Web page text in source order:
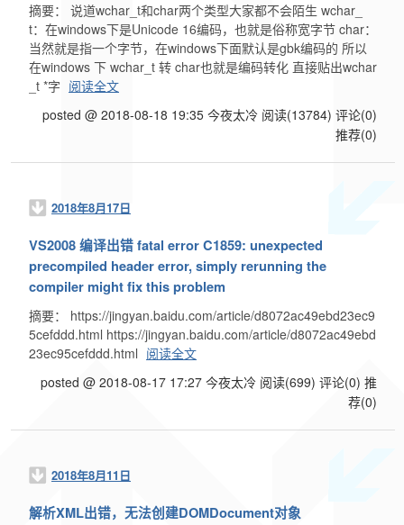
摘要： 说道wchar_t和char两个类型大家都不会陌生 wchar_
t：在windows下是Unicode 16编码，也就是俗称宽字节 char：
当然就是指一个字节，在windows下面默认是gbk编码的 所以
在windows 下 wchar_t 转 char也就是编码转化 直接贴出wchar
_t *字 阅读全文
posted @ 2018-08-18 19:35 今夜太冷 阅读(13784) 评论(0)
推荐(0)
2018年8月17日
VS2008 编译出错 fatal error C1859: unexpected
precompiled header error, simply rerunning the
compiler might fix this problem
摘要： https://jingyan.baidu.com/article/d8072ac49ebd23ec9
5cefddd.html https://jingyan.baidu.com/article/d8072ac49ebd
23ec95cefddd.html 阅读全文
posted @ 2018-08-17 17:27 今夜太冷 阅读(699) 评论(0) 推
荐(0)
2018年8月11日
解析XML出错，无法创建DOMDocument对象